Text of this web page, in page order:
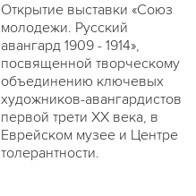
Открытие выставки «Союз
молодежи. Русский
авангард 1909 - 1914»,
посвященной творческому
объединению ключевых
художников-авангардистов
первой трети ХХ века, в
Еврейском музее и Центре
толерантности.